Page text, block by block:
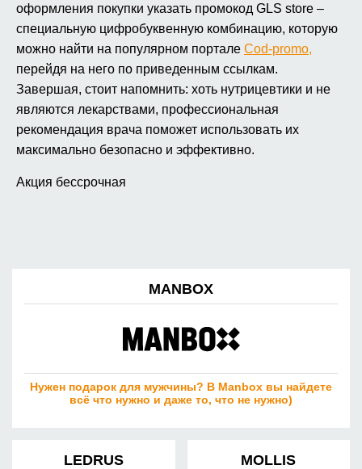
оформления покупки указать промокод GLS store –
специальную цифробуквенную комбинацию, которую
можно найти на популярном портале Cod‑promo,
перейдя на него по приведенным ссылкам.
Завершая, стоит напомнить: хоть нутрицевтики и не
являются лекарствами, профессиональная
рекомендация врача поможет использовать их
максимально безопасно и эффективно.
Акция бессрочная
MANBOX
Нужен подарок для мужчины? В Manbox вы найдете
всё что нужно и даже то, что не нужно)
LEDRUS MOLLIS